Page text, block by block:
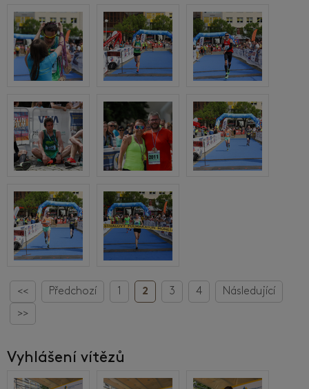
<< Předchozí 1 2 3 4
Následující
>>
Vyhlášení vítězů